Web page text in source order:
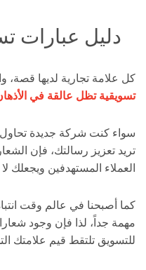
دليل عبارات
كل علامة تجارية لديها قصة،
تسويقية تظل عالقة في
سواء كنت شركة جديدة تحاول
تريد تعزيز رسالتك، فإن
العملاء المستهدفين ويجعلك
كما أصبحنا في عالم وقت
مهمة جداً، لذا فإن وجود
للتسويق تلتقط قيم علامتك